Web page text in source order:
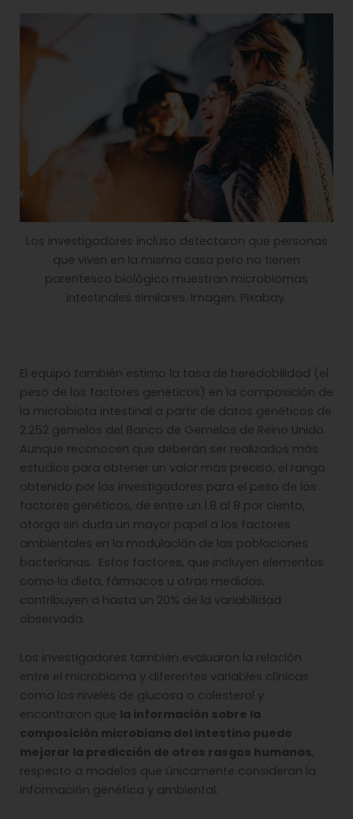
Los investigadores incluso detectaron que personas
que viven en la misma casa pero no tienen
parentesco biológico muestran microbiomas
intestinales similares. Imagen: Pixabay.
El equipo también estimo la tasa de heredabilidad (el
peso de los factores genéticos) en la composición de
la microbiota intestinal a partir de datos genéticos de
2.252 gemelos del Banco de Gemelos de Reino Unido.
Aunque reconocen que deberán ser realizados más
estudios para obtener un valor más preciso, el rango
obtenido por los investigadores para el peso de los
factores genéticos, de entre un 1.8 al 8 por ciento,
otorga sin duda un mayor papel a los factores
ambientales en la modulación de las poblaciones
bacterianas. Estos factores, que incluyen elementos
como la dieta, fármacos u otras medidas,
contribuyen a hasta un 20% de la variabilidad
observada.
Los investigadores también evaluaron la relación
entre el microbioma y diferentes variables clínicas
como los niveles de glucosa o colesterol y
encontraron que la información sobre la
composición microbiana del intestino puede
mejorar la predicción de otros rasgos humanos,
respecto a modelos que únicamente consideran la
información genética y ambiental.